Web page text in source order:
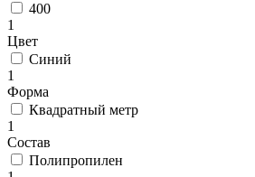
ковры
Ковры-
400
1
Цвет
Синий
1
Форма
Квадратный метр
1
Состав
Полипропилен